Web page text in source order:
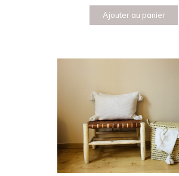
Ajouter au panier